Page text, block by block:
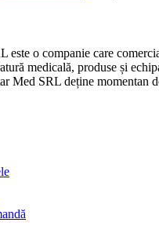
este o companie care
medicală, produse și
Med SRL deține momentan